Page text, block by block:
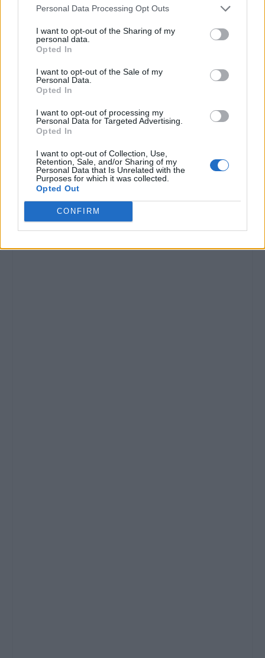
Personal Data Processing Opt Outs
I want to opt-out of the Sharing of my
personal data.
Opted In
I want to opt-out of the Sale of my
Personal Data.
Opted In
I want to opt-out of processing my
Personal Data for Targeted Advertising.
Opted In
I want to opt-out of Collection, Use,
Retention, Sale, and/or Sharing of my
Personal Data that Is Unrelated with the
Purposes for which it was collected.
Opted Out
CONFIRM